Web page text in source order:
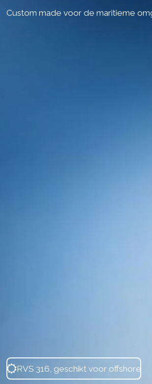
Custom made voor de maritieme
RVS 316, geschikt voor offshore